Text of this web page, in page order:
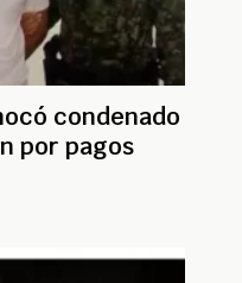
condenado
por pagos